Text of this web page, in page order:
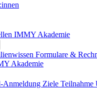
IMMY Akademie
Formulare &
Akademie
Ziele Teilnahme